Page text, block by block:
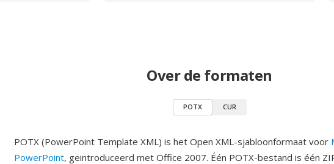
Over de formaten
POTX CUR
POTX (PowerPoint Template XML) is het Open XML-sjabloonformaat voor
PowerPoint, geintroduceerd met Office 2007. Één POTX-bestand is één